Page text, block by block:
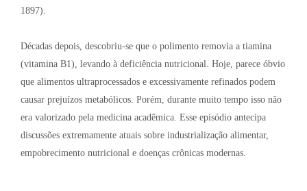
1897).
Décadas depois, descobriu-se que o polimento removia a tiamina
(vitamina B1), levando à deficiência nutricional. Hoje, parece óbvio
que alimentos ultraprocessados e excessivamente refinados podem
causar prejuízos metabólicos. Porém, durante muito tempo isso não
era valorizado pela medicina acadêmica. Esse episódio antecipa
discussões extremamente atuais sobre industrialização alimentar,
empobrecimento nutricional e doenças crônicas modernas.